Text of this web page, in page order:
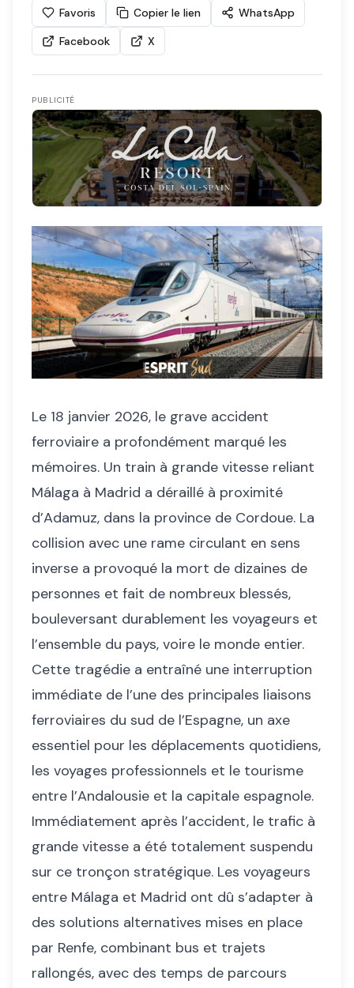
Favoris Copier le lien
WhatsApp
Facebook
X
PUBLICITÉ
Le 18 janvier 2026, le grave accident
ferroviaire a profondément marqué les
mémoires. Un train à grande vitesse reliant
Málaga à Madrid a déraillé à proximité
d’Adamuz, dans la province de Cordoue. La
collision avec une rame circulant en sens
inverse a provoqué la mort de dizaines de
personnes et fait de nombreux blessés,
bouleversant durablement les voyageurs et
l’ensemble du pays, voire le monde entier.
Cette tragédie a entraîné une interruption
immédiate de l’une des principales liaisons
ferroviaires du sud de l’Espagne, un axe
essentiel pour les déplacements quotidiens,
les voyages professionnels et le tourisme
entre l’Andalousie et la capitale espagnole.
Immédiatement après l’accident, le trafic à
grande vitesse a été totalement suspendu
sur ce tronçon stratégique. Les voyageurs
entre Málaga et Madrid ont dû s’adapter à
des solutions alternatives mises en place
par Renfe, combinant bus et trajets
rallongés, avec des temps de parcours